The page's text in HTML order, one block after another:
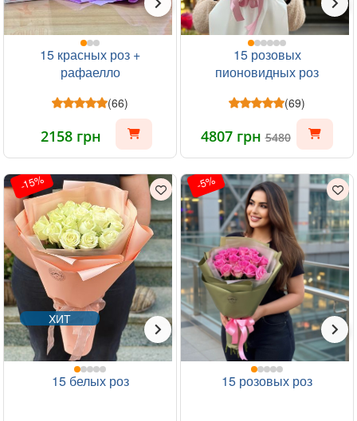
15 красных роз +
рафаелло
(66)
2158 грн
15 розовых
пионовидных роз
(69)
4807 грн5480
-15%
ХИТ
15 белых роз
-5%
15 розовых роз